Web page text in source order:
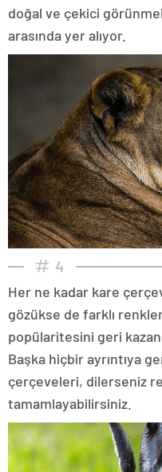
doğal ve çekici
arasında yer alıyor.
4
Her ne kadar kare
gözükse de farklı
popülaritesini geri
Başka hiçbir ayrıntıya
çerçeveleri, dilerseniz
tamamlayabilirsiniz.